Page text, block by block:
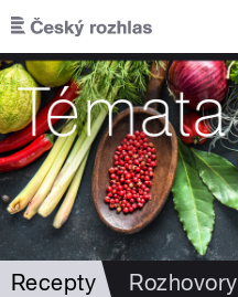
Přejít k hlavnímu obsahu
Recepty Rozhovory